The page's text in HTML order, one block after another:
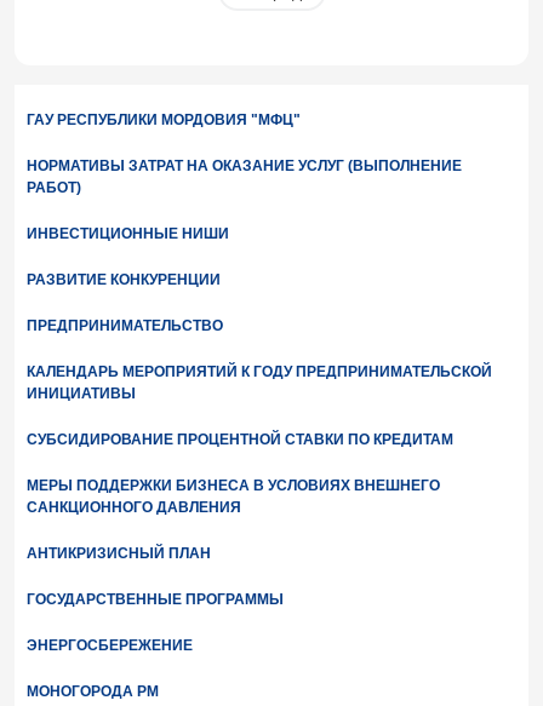
ГАУ РЕСПУБЛИКИ МОРДОВИЯ "МФЦ"
НОРМАТИВЫ ЗАТРАТ НА ОКАЗАНИЕ УСЛУГ (ВЫПОЛНЕНИЕ
РАБОТ)
ИНВЕСТИЦИОННЫЕ НИШИ
РАЗВИТИЕ КОНКУРЕНЦИИ
ПРЕДПРИНИМАТЕЛЬСТВО
КАЛЕНДАРЬ МЕРОПРИЯТИЙ К ГОДУ ПРЕДПРИНИМАТЕЛЬСКОЙ
ИНИЦИАТИВЫ
СУБСИДИРОВАНИЕ ПРОЦЕНТНОЙ СТАВКИ ПО КРЕДИТАМ
МЕРЫ ПОДДЕРЖКИ БИЗНЕСА В УСЛОВИЯХ ВНЕШНЕГО
САНКЦИОННОГО ДАВЛЕНИЯ
АНТИКРИЗИСНЫЙ ПЛАН
ГОСУДАРСТВЕННЫЕ ПРОГРАММЫ
ЭНЕРГОСБЕРЕЖЕНИЕ
МОНОГОРОДА РМ